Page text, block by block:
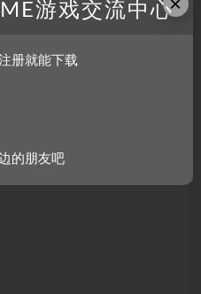
游戏交流中心
册就能下载
的朋友吧